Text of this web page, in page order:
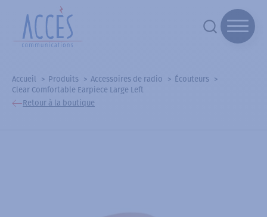
Accueil Produits Accessoires de radio
Écouteurs
Clear Comfortable Earpiece Large Left
Retour à la boutique